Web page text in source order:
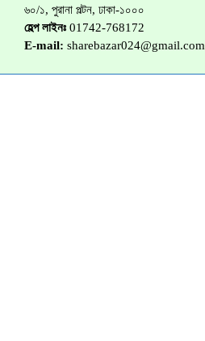
৬০/১, পুরানা পল্টন, ঢাকা-১০০০
হেল্প লাইনঃ 01742-768172
E-mail: sharebazar024@gmail.com